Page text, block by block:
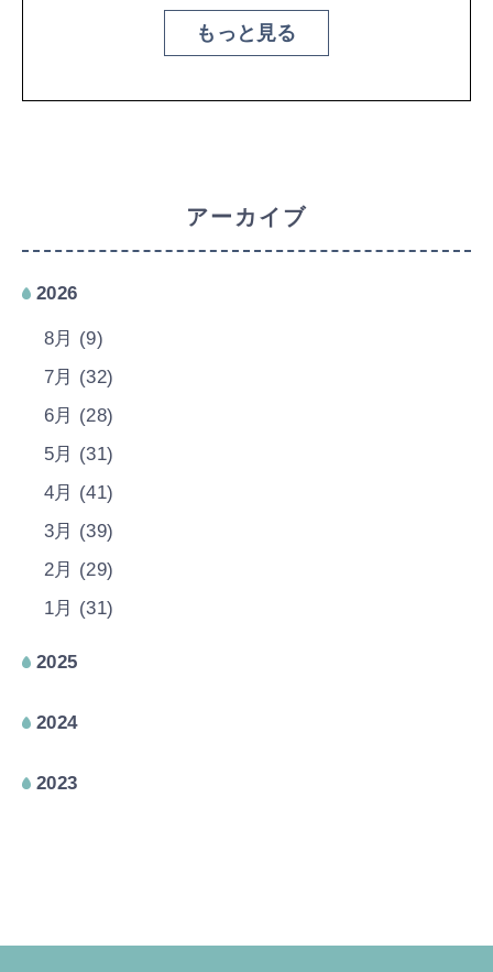
もっと見る
アーカイブ
2026
8月 (9)
7月 (32)
6月 (28)
5月 (31)
4月 (41)
3月 (39)
2月 (29)
1月 (31)
2025
2024
2023